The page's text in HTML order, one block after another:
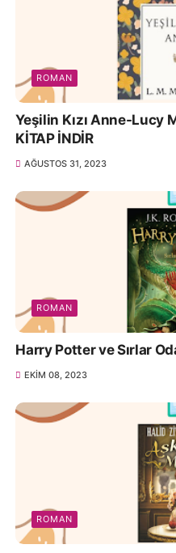
ROMAN
Yeşilin Kızı Anne-Lucy
KİTAP İNDİR
AĞUSTOS 31, 2023
ROMAN
Harry Potter ve Sırlar
EKIM 08, 2023
ROMAN